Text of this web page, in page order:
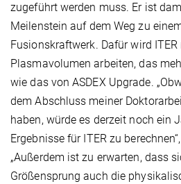
zugeführt werden muss. Er ist
Meilenstein auf dem Weg zu
Fusionskraftwerk. Dafür wird
Plasmavolumen arbeiten, das
wie das von ASDEX Upgrade.
dem Abschluss meiner
haben, würde es derzeit noch ein
Ergebnisse für ITER zu
„Außerdem ist zu erwarten, dass
Größensprung auch die